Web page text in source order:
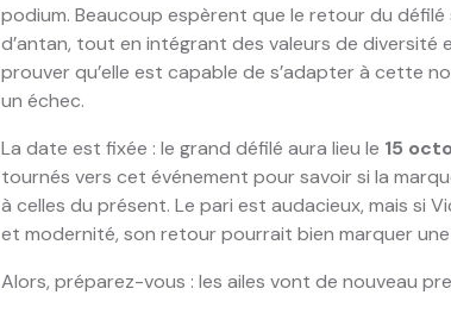
podium. Beaucoup espèrent que le retour du
d’antan, tout en intégrant des valeurs de diversité
prouver qu’elle est capable de s’adapter à cette
un échec.
La date est fixée : le grand défilé aura lieu le 15
tournés vers cet événement pour savoir si la
à celles du présent. Le pari est audacieux, mais si
et modernité, son retour pourrait bien marquer
Alors, préparez-vous : les ailes vont de nouveau